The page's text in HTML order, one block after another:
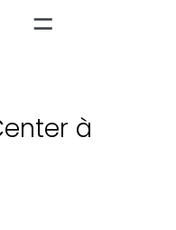
à